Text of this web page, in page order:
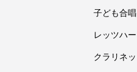
子ども合
レッツハ
クラリネ